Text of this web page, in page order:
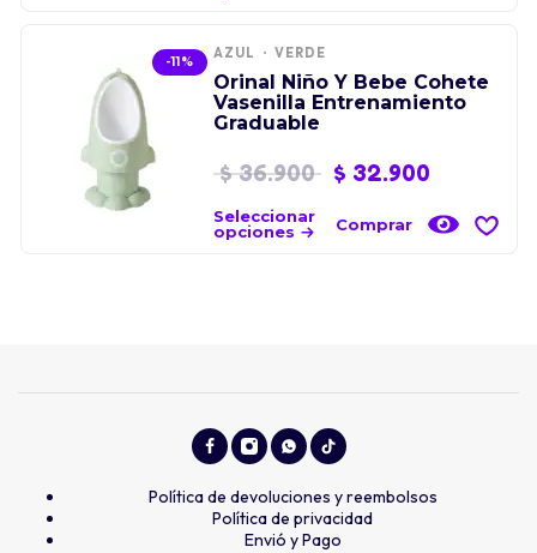
-11%
AZUL VERDE
Orinal Niño Y Bebe Cohete
Vasenilla Entrenamiento
Graduable
$36.900 $ 32.900
Seleccionar
opciones
Comprar
Política de devoluciones y reembolsos
Política de privacidad
Envió y Pago